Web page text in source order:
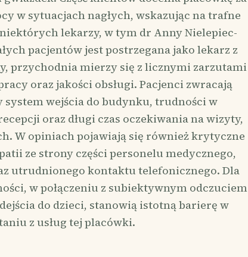
w sytuacjach nagłych, wskazując na trafne
lekarzy, w tym dr Anny Nielepiec-
pacjentów jest postrzegana jako lekarz z
przychodnia mierzy się z licznymi zarzutami
oraz jakości obsługi. Pacjenci zwracają
wejścia do budynku, trudności w
oraz długi czas oczekiwania na wizyty,
W opiniach pojawiają się również krytyczne
ze strony części personelu medycznego,
utrudnionego kontaktu telefonicznego. Dla
w połączeniu z subiektywnym odczuciem
do dzieci, stanowią istotną barierę w
z usług tej placówki.